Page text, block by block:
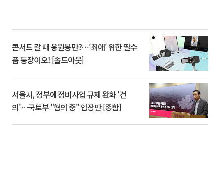
콘서트 갈 때 응원봉만?⋯'최애' 위한 필수
품 등장이오! [솔드아웃]
서울시, 정부에 정비사업 규제 완화 '건
의'⋯국토부 "협의 중" 입장만 [종합]